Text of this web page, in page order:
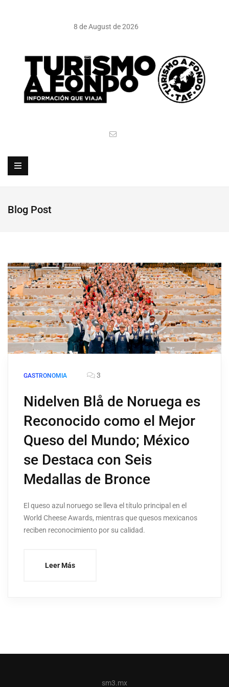
8 de August de 2026
Blog Post
GASTRONOMIA 3
Nidelven Blå de Noruega es
Reconocido como el Mejor
Queso del Mundo; México
se Destaca con Seis
Medallas de Bronce
El queso azul noruego se lleva el título principal en el
World Cheese Awards, mientras que quesos mexicanos
reciben reconocimiento por su calidad.
Leer Más
sm3.mx